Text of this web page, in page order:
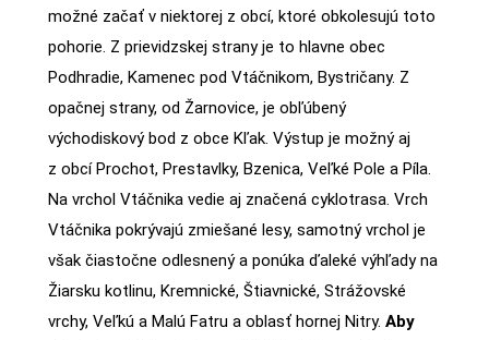
možné začať v niektorej z obcí, ktoré obkolesujú toto
pohorie. Z prievidzskej strany je to hlavne obec
Podhradie, Kamenec pod Vtáčnikom, Bystričany. Z
opačnej strany, od Žarnovice, je obľúbený
východiskový bod z obce Kľak. Výstup je možný aj
z obcí Prochot, Prestavlky, Bzenica, Veľké Pole a Píla.
Na vrchol Vtáčnika vedie aj značená cyklotrasa. Vrch
Vtáčnika pokrývajú zmiešané lesy, samotný vrchol je
však čiastočne odlesnený a ponúka ďaleké výhľady na
Žiarsku kotlinu, Kremnické, Štiavnické, Strážovské
vrchy, Veľkú a Malú Fatru a oblasť hornej Nitry. Aby